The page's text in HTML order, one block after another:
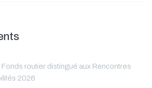
Fonds routier distingué aux Rencontres
2026